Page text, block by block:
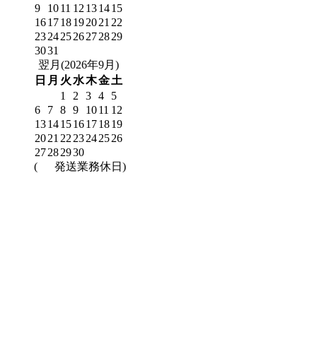
9
1011 12 131415
161718192021 22
23242526272829
3031
翌月(2026年9月)
日 月 火 水木金土
1
2 3 4
5
6
7 8 9 1011 12
13141516171819
2021 22 23242526
27282930
(
発送業務休日)